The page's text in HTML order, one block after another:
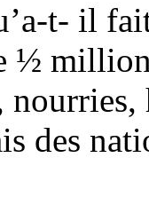
t- il
½
des